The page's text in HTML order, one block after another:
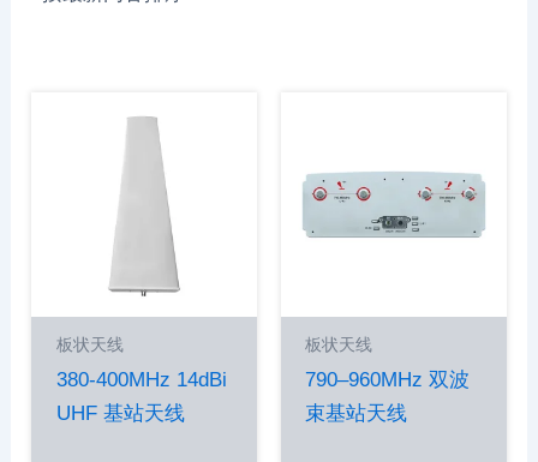
板状天线
380-400MHz 14dBi
UHF 基站天线
板状天线
790–960MHz 双波
束基站天线